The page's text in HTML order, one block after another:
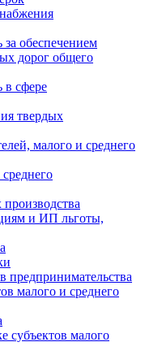
обеспечением
дорог общего
сфере
твердых
малого и среднего
и ИП льготы,
предпринимательства
малого и среднего
субъектов малого